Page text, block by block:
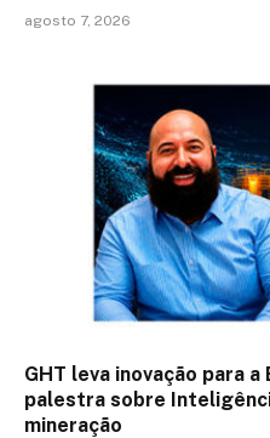
agosto 7, 2026
GHT leva inovação para
palestra sobre
mineração